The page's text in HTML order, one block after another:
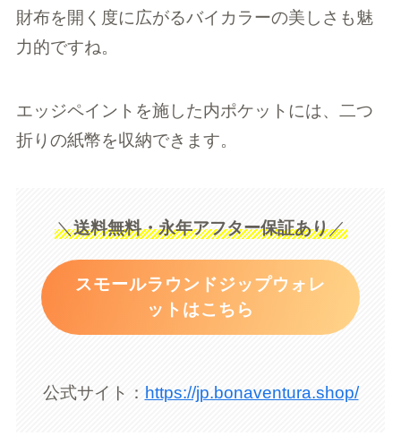
財布を開く度に広がるバイカラーの美しさも魅
力的ですね。
エッジペイントを施した内ポケットには、二つ
折りの紙幣を収納できます。
＼送料無料・永年アフター保証あり／
スモールラウンドジップウォレ
ットはこちら
公式サイト： https://jp.bonaventura.shop/